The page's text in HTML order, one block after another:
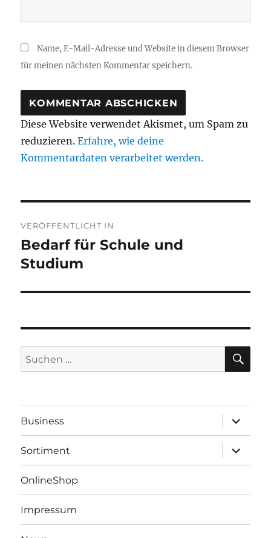
Name, E-Mail-Adresse und Website in diesem Browser
für meinen nächsten Kommentar speichern.
Diese Website verwendet Akismet, um Spam zu
reduzieren.Erfahre, wie deine
Kommentardaten verarbeitet werden.
VERÖFFENTLICHT IN
Bedarf für Schule und
Studium
Suchen
nach:
Business
öffnen
Sortiment
öffnen
OnlineShop
Impressum